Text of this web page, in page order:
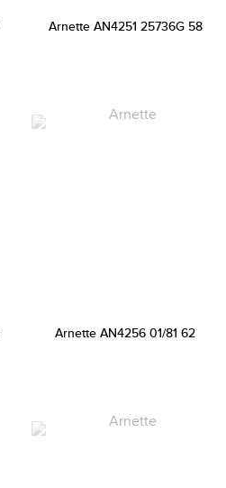
Arnette AN4251 25736G 58
Arnette AN4256 01/81 62